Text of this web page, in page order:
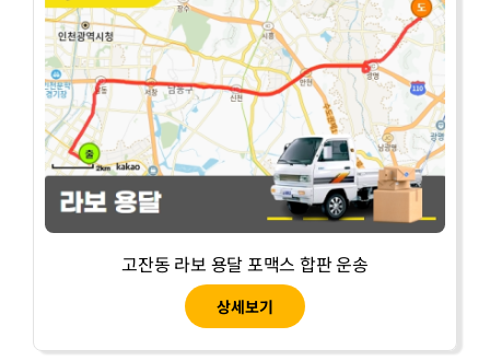
고잔동 라보 용달 포맥스 합판 운송
상세보기